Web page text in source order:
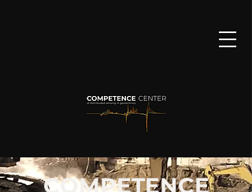
COMPETENCE